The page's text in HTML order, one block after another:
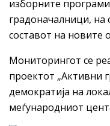
изборните
градоначалници, на
составот на новите
Мониторингот се
проектот „Активни
демократија на
меѓународниот